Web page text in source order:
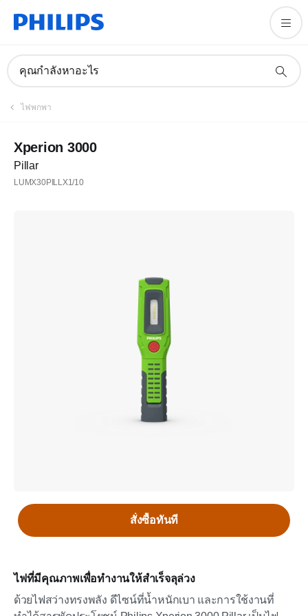
คุณกำลังหาอะไร
ไฟพกพา
Xperion 3000
Pillar
LUMX30PILLX1/10
ไฟที่มีคุณภาพเพื่อทำงานให้สำเร็จลุล่วง
ด้วยไฟสว่างทรงพลัง ดีไซน์ที่น้ำหนักเบา และการใช้งานที่
สั่งซื้อทันที